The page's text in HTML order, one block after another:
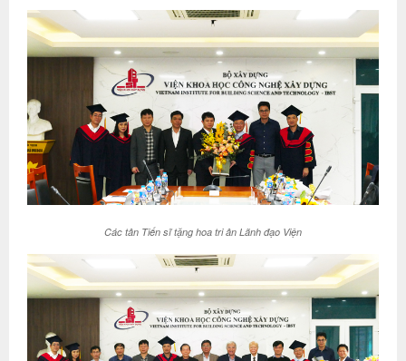
Các tân Tiến sĩ tặng hoa tri ân Lãnh đạo Viện